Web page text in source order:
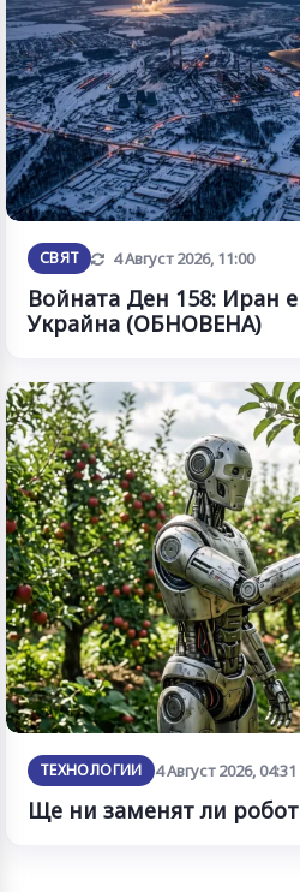
СВЯТ Обновена
4 Август 2026, 11:00
Войната Ден 158: Иран
Украйна (ОБНОВЕНА)
ТЕХНОЛОГИИ 4 Август 2026, 04:31
Ще ни заменят ли